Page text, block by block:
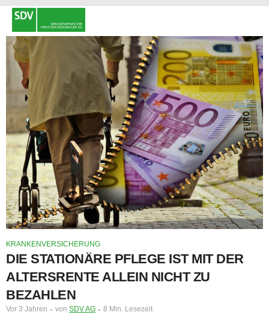
KRANKENVERSICHERUNG
DIE STATIONÄRE PFLEGE IST MIT DER
ALTERSRENTE ALLEIN NICHT ZU
BEZAHLEN
Vor 3 Jahren von SDV AG 8 Min. Lesezeit